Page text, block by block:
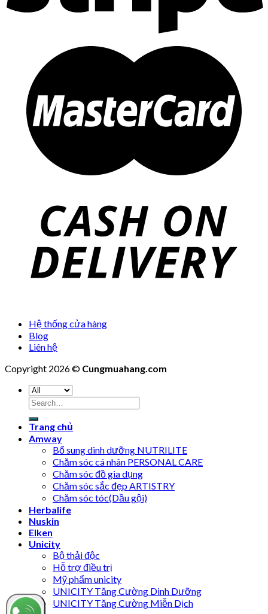
Hệ thống cửa hàng
Blog
Liên hệ
Copyright 2026 © Cungmuahang.com
Search
for:
Trang chủ
Amway
Bổ sung dinh dưỡng NUTRILITE
Chăm sóc cá nhân PERSONAL CARE
Chăm sóc đồ gia dụng
Chăm sóc sắc đẹp ARTISTRY
Chăm sóc tóc(Dầu gội)
Herbalife
Nuskin
Elken
Unicity
Bộ thải độc
Hỗ trợ điều trị
Mỹ phẩm unicity
UNICITY Tăng Cường Dinh Dưỡng
UNICITY Tăng Cường Miễn Dịch